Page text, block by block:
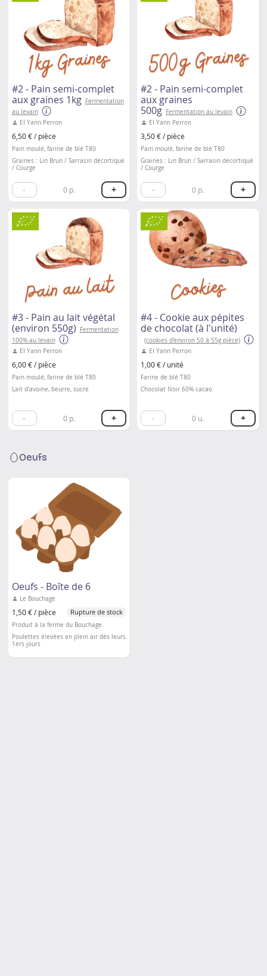
#2 - Pain semi-complet
aux graines 1kg Fermentation
au levain
EI Yann Perron
6,50 € / pièce
Pain moulé, farine de blé T80
Graines : Lin Brun / Sarrasin décortiqué
/ Courge
- 0p. +
#2 - Pain semi-complet
aux graines
500g Fermentation au levain
EI Yann Perron
3,50 € / pièce
Pain moulé, farine de blé T80
Graines : Lin Brun / Sarrasin décortiqué
/ Courge
- 0 p. +
#3 - Pain au lait végétal
(environ 550g)
Fermentation
100% au levain
EI Yann Perron
6,00 € / pièce
Pain moulé, farine de blé T80
Lait d'avoine, beurre, sucre
- 0p. +
#4 - Cookie aux pépites
de chocolat (à l'unité)
(cookies d'environ 50 à 55g pièce)
EI Yann Perron
1,00 € / unité
Farine de blé T80
Chocolat Noir 60% cacao
- 0 u. +
Oeufs
Oeufs - Boîte de 6
Le Bouchage
1,50 € / pièce Rupture de stock
Produit à la ferme du Bouchage.
Poulettes élevées en plein air dès leurs
1ers jours
Nourriture issue principalement de la